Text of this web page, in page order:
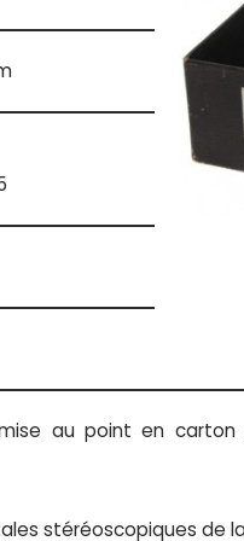
au point en
stéréoscopiques de